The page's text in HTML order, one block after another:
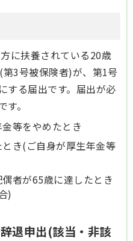
に扶養されている20歳
3号被保険者)が、第1号
する届出です。届出が必
。
等をやめたとき
き(ご自身が厚生年金等
者が65歳に達したとき
)
退申出(該当・非該